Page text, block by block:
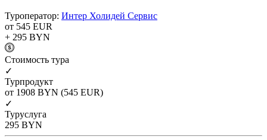
Туроператор: Интер Холидей Сервис
от 545 EUR
+ 295 BYN
Cтоимость тура
✓
Турпродукт
от 1908 BYN (545 EUR)
✓
Туруслуга
295 BYN